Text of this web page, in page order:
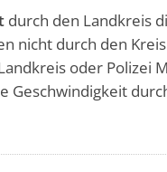
durch den Landkreis
nicht durch den
oder Polizei
Geschwindigkeit